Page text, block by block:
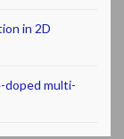
in 2D
doped multi-